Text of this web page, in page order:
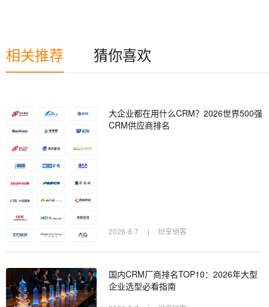
相关推荐 猜你喜欢
大企业都在用什么CRM？2026世界500强
CRM供应商排名
2026-8-7 | 纷享销客
国内CRM厂商排名TOP10：2026年大型
企业选型必看指南